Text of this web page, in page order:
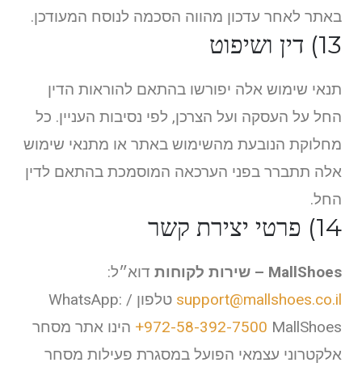
באתר לאחר עדכון מהווה הסכמה לנוסח המעודכן.
13) דין ושיפוט
תנאי שימוש אלה יפורשו בהתאם להוראות הדין
החל על העסקה ועל הצרכן, לפי נסיבות העניין. כל
מחלוקת הנובעת מהשימוש באתר או מתנאי שימוש
אלה תתברר בפני הערכאה המוסמכת בהתאם לדין
החל.
14) פרטי יצירת קשר
MallShoes – שירות לקוחות
דוא״ל:
support@mallshoes.co.il טלפון / WhatsApp:
+972-58-392-7500 MallShoes הינו אתר מסחר
אלקטרוני עצמאי הפועל במסגרת פעילות מסחר